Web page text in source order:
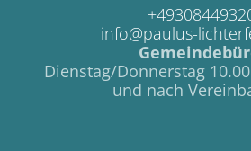
info@paulus-
Dienstag/Donnerstag
und nach